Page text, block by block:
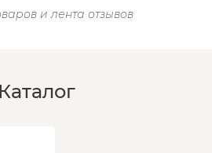
и лента отзывов
Каталог